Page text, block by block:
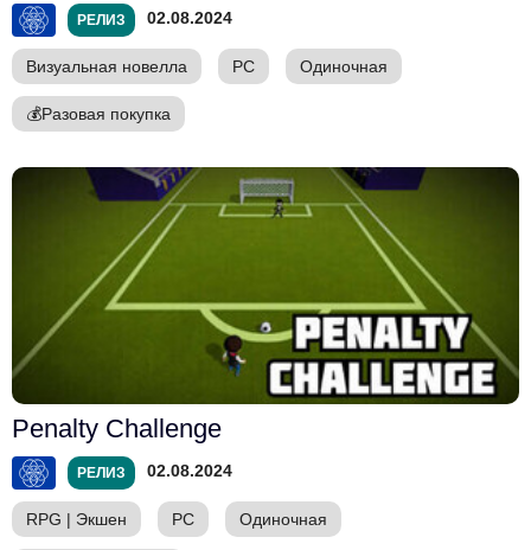
РЕЛИЗ 02.08.2024
Визуальная новелла PC Одиночная
💰Разовая покупка
Penalty Challenge
РЕЛИЗ 02.08.2024
RPG | Экшен PC Одиночная